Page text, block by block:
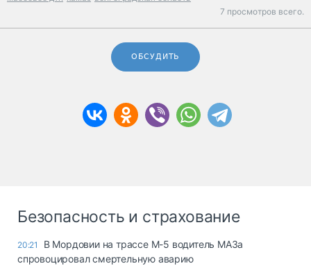
7 просмотров всего.
ОБСУДИТЬ
Безопасность и страхование
20:21
В Мордовии на трассе М-5 водитель МАЗа
спровоцировал смертельную аварию